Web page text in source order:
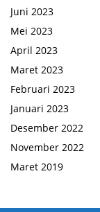
Juni 2023
Mei 2023
April 2023
Maret 2023
Februari 2023
Januari 2023
Desember 2022
November 2022
Maret 2019